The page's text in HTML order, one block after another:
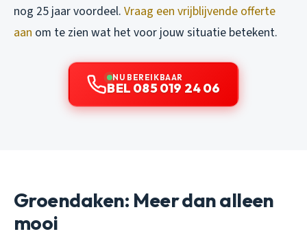
nog 25 jaar voordeel. Vraag een vrijblijvende offerte
aan om te zien wat het voor jouw situatie betekent.
NU BEREIKBAAR
BEL 085 019 24 06
Groendaken: Meer dan alleen
mooi